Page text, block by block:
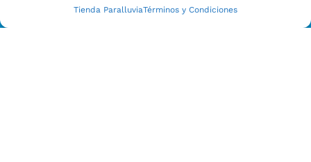
Tienda ParalluviaTérminos y Condiciones